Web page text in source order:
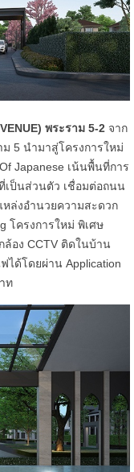
พระราม 5-2 จาก
ม 5 นำมาสู่โครงการใหม่
Japanese เน้นพื้นที่การ
เป็นส่วนตัว เชื่อมต่อถนน
หล่งอำนวยความสะดวก
โครงการใหม่ พิเศษ
ล้อง CCTV ติดในบ้าน
ได้โดยผ่าน Application
ท